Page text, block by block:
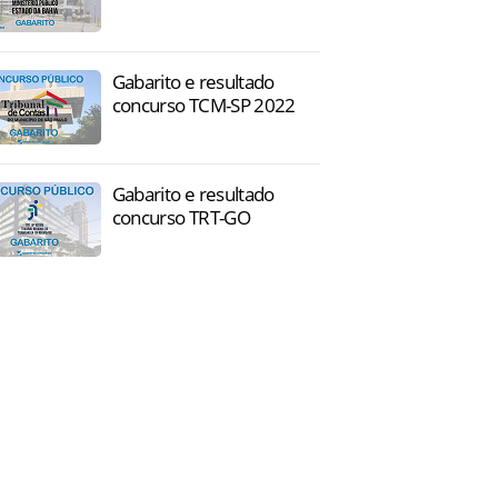
Gabarito e resultado
concurso TCM-SP 2022
Gabarito e resultado
concurso TRT-GO